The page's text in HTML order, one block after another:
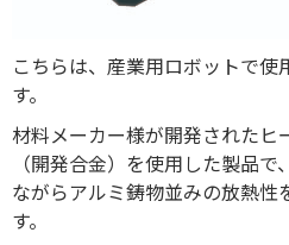
こちらは、産業用ロボットで使
す。
材料メーカー様が開発されたヒ
（開発合金）を使用した製品
ながらアルミ鋳物並みの放熱性
す。